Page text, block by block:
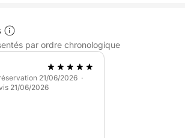
par ordre chronologique
21/06/2026 ·
21/06/2026